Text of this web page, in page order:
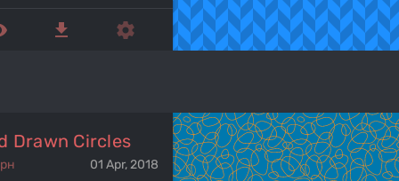
get_app settings
Drawn Circles
01 Apr, 2018